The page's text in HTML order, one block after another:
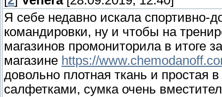
Я себе недавно искала спортивно-
командировки, ну и чтобы на
магазинов промониторила в итоге
магазине https://
довольно плотная ткань и простая
салфетками, сумка очень